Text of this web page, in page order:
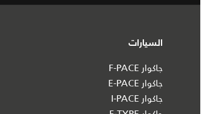
السيارات
جاكوار F-PACE
جاكوار E-PACE
جاكوار I‑PACE